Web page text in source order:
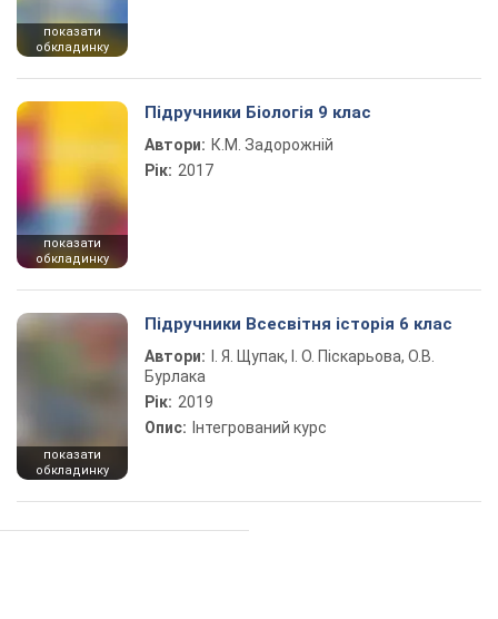
показати
обкладинку
показати
обкладинку
Підручники Біологія 9 клас
Автори: К.М. Задорожній
Рік: 2017
показати
обкладинку
Підручники Всесвітня історія 6 клас
Автори:
І. Я. Щупак, І. О. Піскарьова, О.В.
Бурлака
Рік: 2019
Опис: Інтегрований курс